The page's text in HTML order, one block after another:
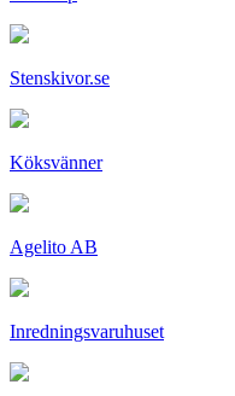
Stenskivor.se
Köksvänner
Agelito AB
Inredningsvaruhuset